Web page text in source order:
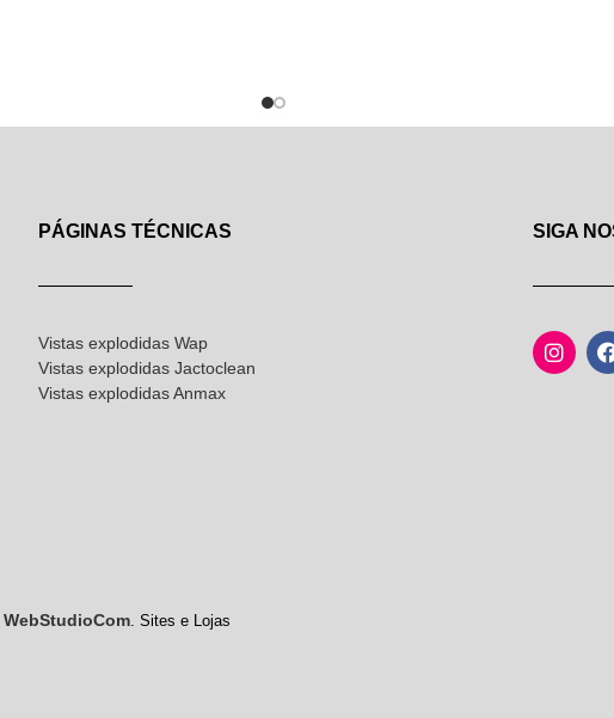
PÁGINAS TÉCNICAS
Vistas explodidas Wap
Vistas explodidas Jactoclean
Vistas explodidas Anmax
SIGA
WebStudioCom. Sites e Lojas